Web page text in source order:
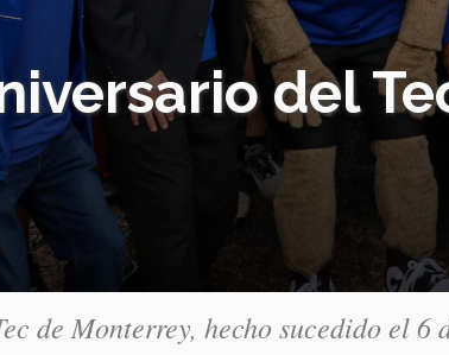
del
de Monterrey, hecho sucedido el 6